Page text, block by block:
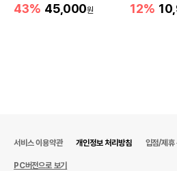
43% 45,000원 12%
서비스 이용약관 개인정보 처리방침 입점/제휴
PC버전으로 보기